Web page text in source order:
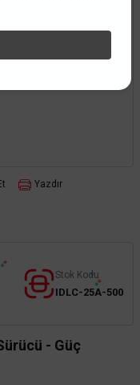
Yazdır
Stok Kodu
IDLC-25A-500
- Güç